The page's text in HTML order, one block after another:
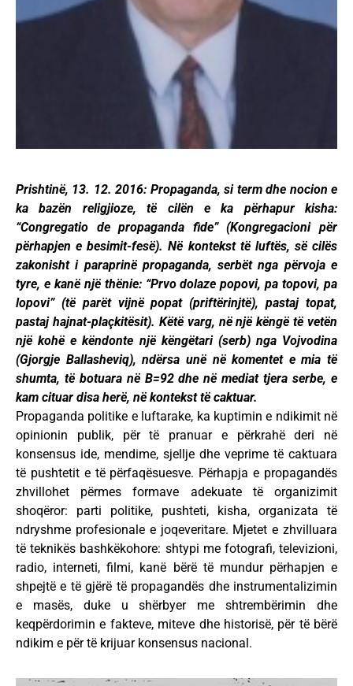
Prishtinë, 13. 12. 2016: Propaganda, si term dhe nocion e
ka bazën religjioze, të cilën e ka përhapur kisha:
“Congregatio de propaganda fide” (Kongregacioni për
përhapjen e besimit-fesë). Në kontekst të luftës, së cilës
zakonisht i paraprinë propaganda, serbët nga përvoja e
tyre, e kanë një thënie: “Prvo dolaze popovi, pa topovi, pa
lopovi” (të parët vijnë popat (priftërinjtë), pastaj topat,
pastaj hajnat-plaçkitësit). Këtë varg, në një këngë të vetën
një kohë e këndonte një këngëtari (serb) nga Vojvodina
(Gjorgje Ballasheviq), ndërsa unë në komentet e mia të
shumta, të botuara në B=92 dhe në mediat tjera serbe, e
kam cituar disa herë, në kontekst të caktuar.
Propaganda politike e luftarake, ka kuptimin e ndikimit në
opinionin publik, për të pranuar e përkrahë deri në
konsensus ide, mendime, sjellje dhe veprime të caktuara
të pushtetit e të përfaqësuesve. Përhapja e propagandës
zhvillohet përmes formave adekuate të organizimit
shoqëror: parti politike, pushteti, kisha, organizata të
ndryshme profesionale e joqeveritare. Mjetet e zhvilluara
të teknikës bashkëkohore: shtypi me fotografi, televizioni,
radio, interneti, filmi, kanë bërë të mundur përhapjen e
shpejtë e të gjërë të propagandës dhe instrumentalizimin
e masës, duke u shërbyer me shtrembërimin dhe
keqpërdorimin e fakteve, miteve dhe historisë, për të bërë
ndikim e për të krijuar konsensus nacional.